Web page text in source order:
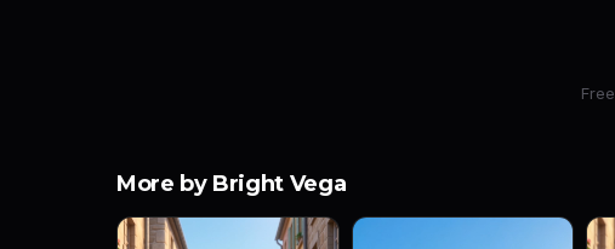
More by Bright Vega